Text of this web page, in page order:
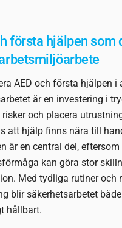
första hjälpen som
AED och första hjälpen i
är en investering i
risker och placera
att hjälp finns nära till
är en central del,
kan göra stor
Med tydliga rutiner och
blir säkerhetsarbetet
hållbart.